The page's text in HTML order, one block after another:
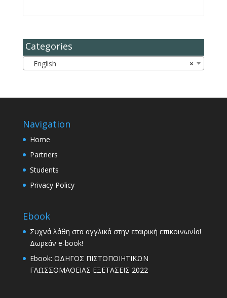
Categories
×
English
Navigation
Home
Partners
Students
Privacy Policy
Ebook
Συχνά λάθη στα αγγλικά στην εταιρική επικοινωνία!
Δωρεάν e-book!
Ebook: ΟΔΗΓΟΣ ΠΙΣΤΟΠΟΙΗΤΙΚΩΝ
ΓΛΩΣΣΟΜΑΘΕΙΑΣ ΕΞΕΤΑΣΕΙΣ 2022